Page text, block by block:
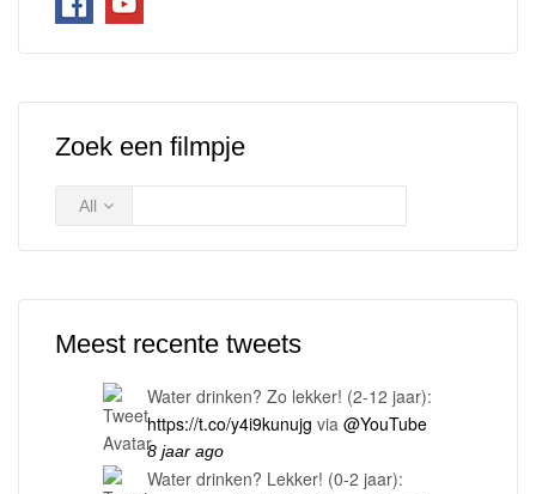
Zoek een filmpje
All
Meest recente tweets
Water drinken? Zo lekker! (2-12 jaar):
https://t.co/y4i9kunujg via @YouTube
8 jaar ago
Water drinken? Lekker! (0-2 jaar):